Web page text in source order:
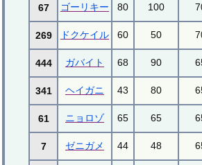
67 ゴーリキー 80 100
269 ドクケイル 60 50
444 ガバイト 68 90
341 ヘイガニ 43 80
61 ニョロゾ 65 65
7 ゼニガメ 44 48